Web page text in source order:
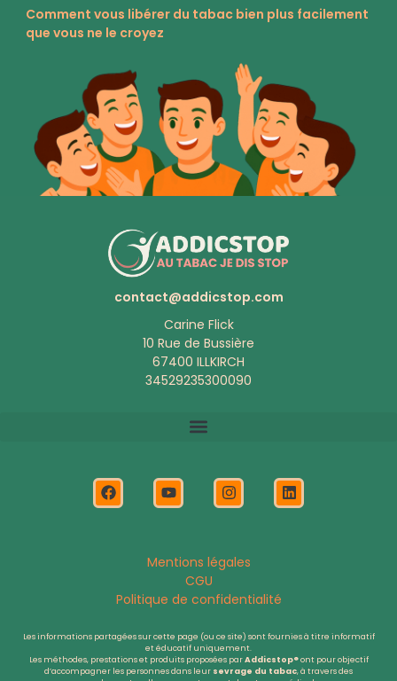
Comment vous libérer du tabac bien plus facilement
que vous ne le croyez
contact@addicstop.com
Carine Flick
10 Rue de Bussière
67400 ILLKIRCH
34529235300090
F
a
c
Y
o
u
b
I
n
s
g
m
L
i
n
Mentions légales
CGU
Politique de confidentialité
Les informations partagées sur cette page (ou ce site) sont fournies à titre informatif
et éducatif uniquement.
Les méthodes, prestations et produits proposées parAddicstop®ont pour objectif
d’accompagner les personnes dans leur sevrage du tabac, à travers des